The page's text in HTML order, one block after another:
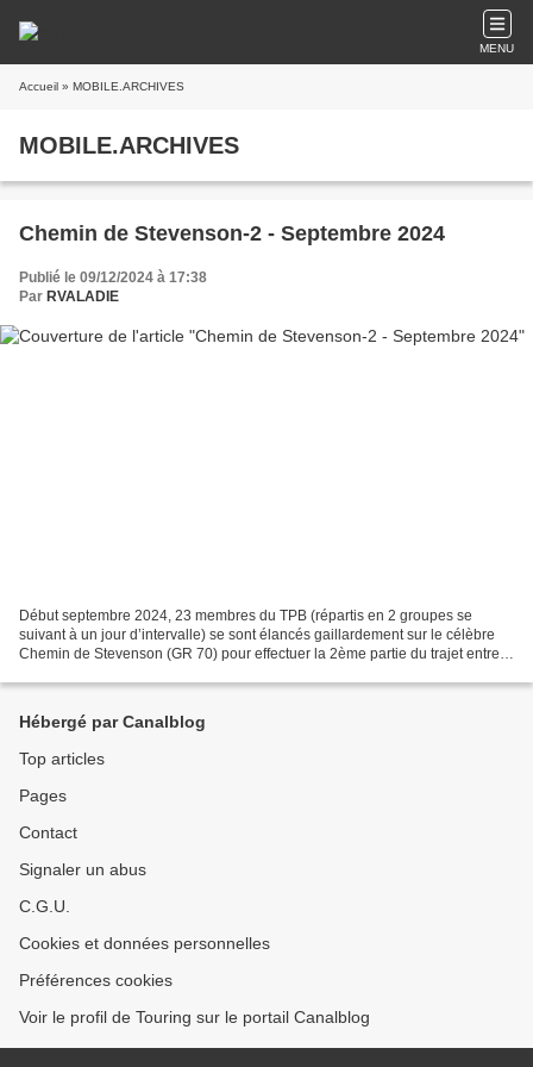
MENU
Accueil » MOBILE.ARCHIVES
MOBILE.ARCHIVES
Chemin de Stevenson-2 - Septembre 2024
Publié le 09/12/2024 à 17:38
Par RVALADIE
Début septembre 2024, 23 membres du TPB (répartis en 2 groupes se
suivant à un jour d’intervalle) se sont élancés gaillardement sur le célèbre
Chemin de Stevenson (GR 70) pour effectuer la 2ème partie du trajet entre
Hébergé par Canalblog
Top articles
Pages
Contact
Signaler un abus
C.G.U.
Cookies et données personnelles
Préférences cookies
Voir le profil de Touring sur le portail Canalblog